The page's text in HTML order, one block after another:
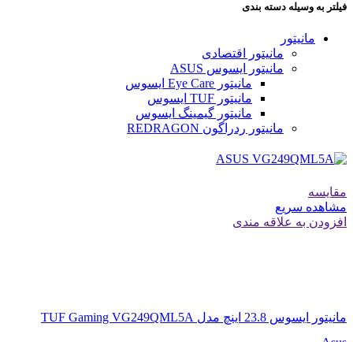
فیلتر به وسیله دسته بندی
مانیتور
مانیتور اقتصادی
مانیتور ایسوس ASUS
مانیتور Eye Care ایسوس
مانیتور TUF ایسوس
مانیتور گیمینگ ایسوس
مانیتور ردراگون REDRAGON
مقایسه
مشاهده سریع
افزودن به علاقه مندی
مانیتور ایسوس 23.8 اینچ مدل TUF Gaming VG249QML5A